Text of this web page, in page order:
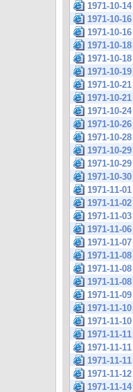
1971-10-
1971-10-
1971-10-
1971-10-
1971-10-
1971-10-
1971-10-
1971-10-
1971-10-
1971-10-
1971-10-
1971-10-
1971-10-
1971-10-
1971-11-
1971-11-
1971-11-
1971-11-
1971-11-
1971-11-
1971-11-
1971-11-
1971-11-
1971-11-
1971-11-
1971-11-
1971-11-
1971-11-
1971-11-
1971-11-